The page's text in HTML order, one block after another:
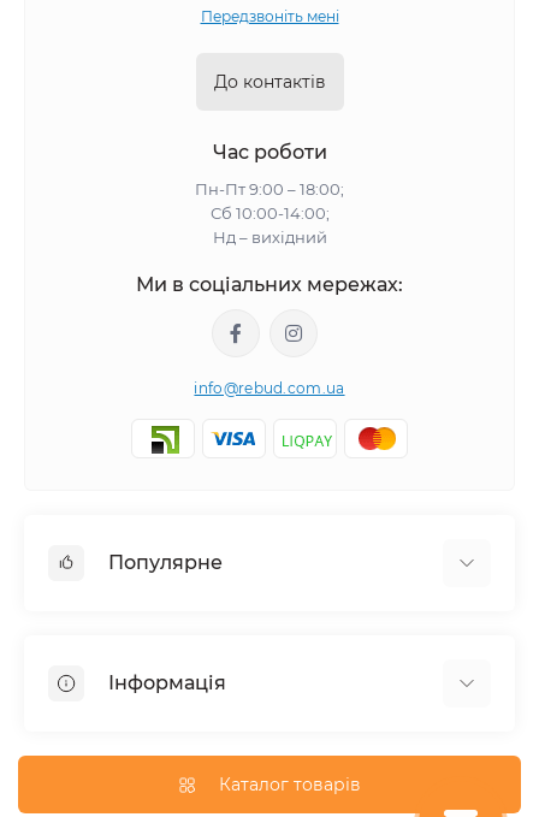
Передзвоніть мені
До контактів
Час роботи
Пн-Пт 9:00 – 18:00;
Сб 10:00-14:00;
Нд – вихідний
Ми в соціальних мережах:
info@rebud.com.ua
Популярне
Гіпсокартонні системи
Паркани та огорожі
Інформація
Каталог товарів